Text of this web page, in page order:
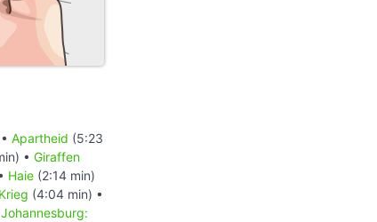
Apartheid (5:23
• Giraffen
Haie (2:14 min)
(4:04 min) •
Johannesburg: